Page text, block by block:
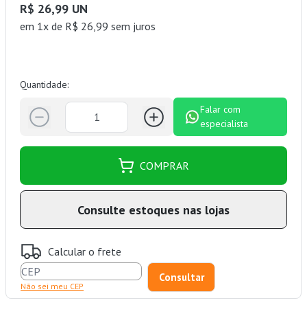
R$ 26,99 UN
em 1x de R$ 26,99 sem juros
Quantidade:
Falar com
especialista
COMPRAR
Consulte estoques nas lojas
Calcular o frete
Não sei meu CEP